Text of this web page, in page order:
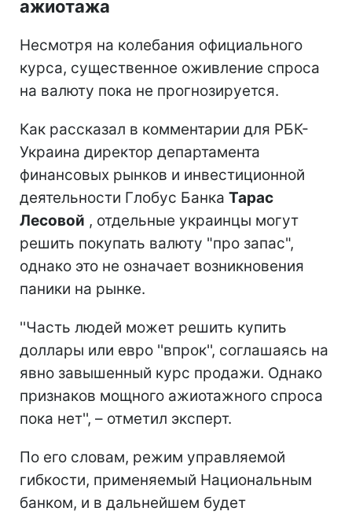
ажиотажа
Несмотря на колебания официального
курса, существенное оживление спроса
на валюту пока не прогнозируется.
Как рассказал в комментарии для РБК-
Украина директор департамента
финансовых рынков и инвестиционной
деятельности Глобус Банка Тарас
Лесовой , отдельные украинцы могут
решить покупать валюту "про запас",
однако это не означает возникновения
паники на рынке.
''Часть людей может решить купить
доллары или евро ''впрок'', соглашаясь на
явно завышенный курс продажи. Однако
признаков мощного ажиотажного спроса
пока нет'', – отметил эксперт.
По его словам, режим управляемой
гибкости, применяемый Национальным
банком, и в дальнейшем будет